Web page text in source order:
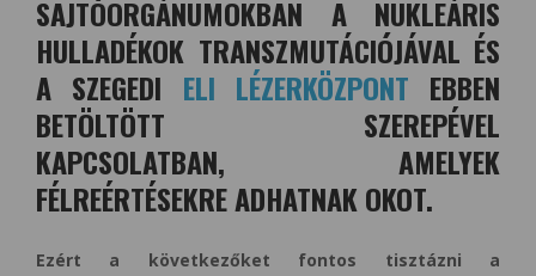
SAJTÓORGÁNUMOKBAN A NUKLEÁRIS
HULLADÉKOK TRANSZMUTÁCIÓJÁVAL ÉS
A SZEGEDI ELI LÉZERKÖZPONT EBBEN
BETÖLTÖTT SZEREPÉVEL
KAPCSOLATBAN, AMELYEK
FÉLREÉRTÉSEKRE ADHATNAK OKOT.
Ezért a következőket fontos tisztázni a